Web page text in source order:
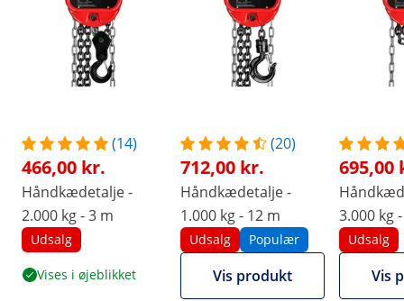
(14)
466,00 kr.
Håndkædetalje -
2.000 kg - 3 m
Udsalg
Vises i øjeblikket
(20)
712,00 kr.
Håndkædetalje -
1.000 kg - 12 m
Udsalg Populær
Vis produkt
695,00
3.000 kg
Udsalg
Vis